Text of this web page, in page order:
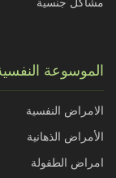
مشاكل جنسية
الموسوعة
الامراض النفسية
الأمراض الذهانية
امراض الطفولة